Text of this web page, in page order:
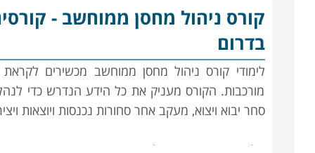
קורס ניהול מחסן ממוחשב-
בדרום
לימודי קורס ניהול מחסן ממוחשב מכשירים
מורכבות. הקורס מעניק את כל הידע הנדרש כדי
סחר יבוא ויצוא, מעקב אחר סחורות נכנסות ויוצאות
הלימודים בקורס ניהול מחסן הינם מקצועיים